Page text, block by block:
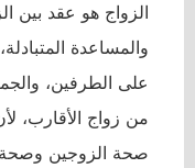
الزواج هو عقد بين
والمساعدة
على الطرفين،
من زواج الأقارب،
صحة الزوجين وصحة